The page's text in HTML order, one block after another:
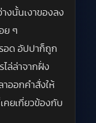
งนั้นเงาของลง
ย ๆ
อด อัปปาก็ถูก
ไล่ล่าจากฝั่ง
ออกคำสั่งให้
คยเกี่ยวข้องกับ